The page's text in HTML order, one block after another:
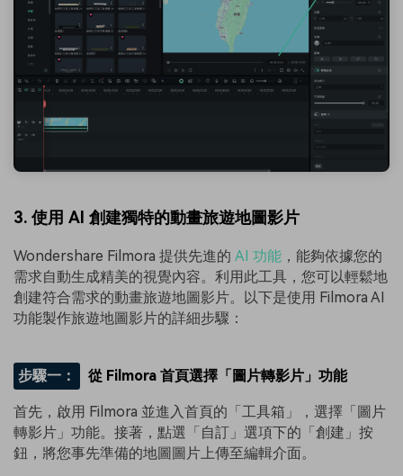
3. 使用 AI 創建獨特的動畫旅遊地圖影片
Wondershare Filmora 提供先進的 AI 功能 ，能夠依據您的
需求自動生成精美的視覺內容。利用此工具，您可以輕鬆地
創建符合需求的動畫旅遊地圖影片。以下是使用 Filmora AI
功能製作旅遊地圖影片的詳細步驟：
步驟一： 從 Filmora 首頁選擇「圖片轉影片」功能
首先，啟用 Filmora 並進入首頁的「工具箱」，選擇「圖片
轉影片」功能。接著，點選「自訂」選項下的「創建」按
鈕，將您事先準備的地圖圖片上傳至編輯介面。